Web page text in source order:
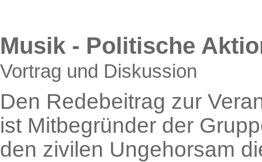
Musik - Politische
Vortrag und Diskussion
Den Redebeitrag zur
ist Mitbegründer der
den zivilen Ungehorsam